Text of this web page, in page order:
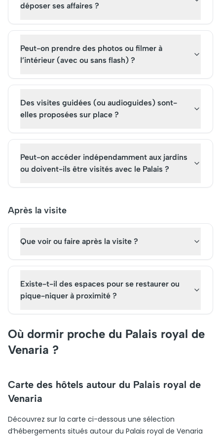
déposer ses affaires ?
Peut-on prendre des photos ou filmer à
l’intérieur (avec ou sans flash) ?
Des visites guidées (ou audioguides) sont-
elles proposées sur place ?
Peut-on accéder indépendamment aux jardins
ou doivent-ils être visités avec le Palais ?
Après la visite
Que voir ou faire après la visite ?
Existe-t-il des espaces pour se restaurer ou
pique-niquer à proximité ?
Où dormir proche du Palais royal de
Venaria ?
Carte des hôtels autour du Palais royal de
Venaria
Découvrez sur la carte ci-dessous une sélection
d’hébergements situés autour du Palais royal de Venaria